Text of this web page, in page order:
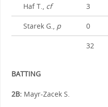
Haf T., cf 3
Starek G., p 0
32
BATTING
2B:Mayr-Zacek S.